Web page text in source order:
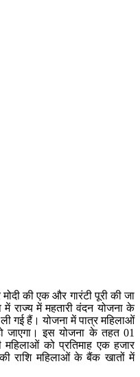
की एक और गारंटी पूरी की जा
राज्य में महतारी वंदन योजना के
गई हैं। योजना में पात्र महिलाओं
जाएगा। इस योजना के तहत 01
महिलाओं को प्रतिमाह एक हजार
राशि महिलाओं के बैंक खातों में